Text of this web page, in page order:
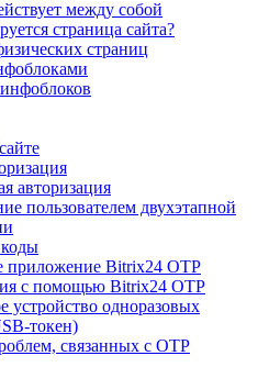
между собой
страница сайта?
страниц
авторизация
пользователем двухэтапной
приложение Bitrix24 OTP
с помощью Bitrix24 OTP
устройство одноразовых
токен)
связанных с OTP